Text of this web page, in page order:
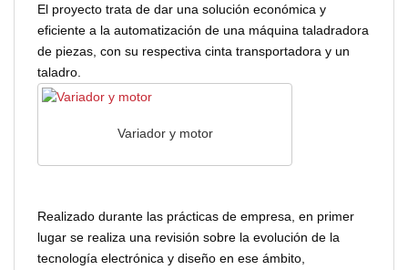
El proyecto trata de dar una solución económica y
eficiente a la automatización de una máquina taladradora
de piezas, con su respectiva cinta transportadora y un
taladro.
Variador y motor
Realizado durante las prácticas de empresa, en primer
lugar se realiza una revisión sobre la evolución de la
tecnología electrónica y diseño en ese ámbito,